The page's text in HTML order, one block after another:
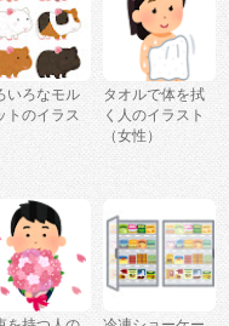
いろなモル
トのイラス
タオルで体を拭
く人のイラスト
（女性）